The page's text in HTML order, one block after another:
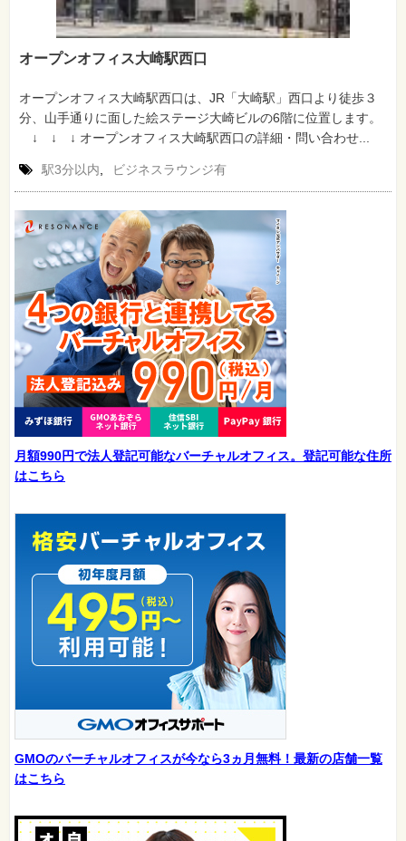
オープンオフィス大崎駅西口
オープンオフィス大崎駅西口は、JR「大崎駅」西口より徒歩３
分、山手通りに面した絵ステージ大崎ビルの6階に位置します。
↓ ↓ ↓ オープンオフィス大崎駅西口の詳細・問い合わせ...
駅3分以内 ビジネスラウンジ有
月額990円で法人登記可能なバーチャルオフィス。登記可能な住所
はこちら
GMOのバーチャルオフィスが今なら3ヵ月無料！最新の店舗一覧
はこちら